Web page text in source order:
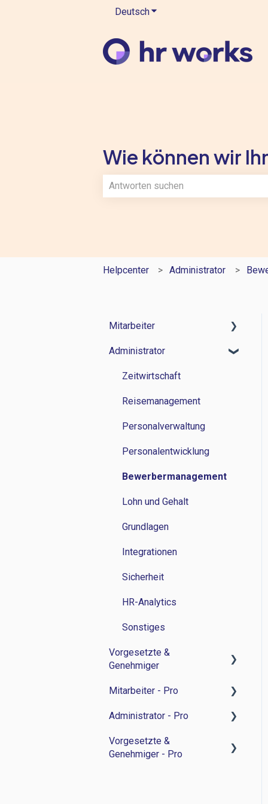
DeutschUntermenü für
Wie können wir
Helpcenter Administrator
Mitarbeiter
Zeitwirtschaft
Reisemanagement
Personalverwaltung
Lohn und Gehalt
Grundlagen
Administrator
Zeitwirtschaft
Reisemanagement
Personalverwaltung
Personalentwicklung
Bewerbermanagement
Lohn und Gehalt
Grundlagen
Integrationen
Sicherheit
HR-Analytics
Sonstiges
Vorgesetzte &
Genehmiger
Zeitwirtschaft
Personalverwaltung
Bewerbermanagament
Mitarbeiter - Pro
Feedback-Sessions -
Ziele -
Administrator - Pro
Feedback-Session -
Personalentwicklung
Vorgesetzte &
Genehmiger - Pro